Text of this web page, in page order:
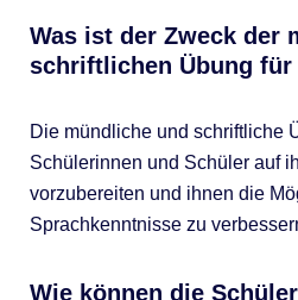
Was ist der Zweck der
schriftlichen Übung für
Die mündliche und schriftliche
Schülerinnen und Schüler auf
vorzubereiten und ihnen die
Sprachkenntnisse zu
Wie können die